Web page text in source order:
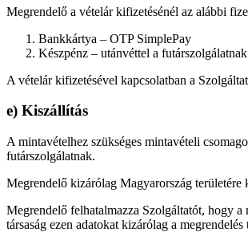
Megrendelő a vételár kifizetésénél az alábbi
Bankkártya – OTP SimplePay
Készpénz – utánvéttel a futárszolgálatnak
A vételár kifizetésével kapcsolatban a
e) Kiszállítás
A mintavételhez szükséges mintavételi
futárszolgálatnak.
Megrendelő kizárólag Magyarország területére
Megrendelő felhatalmazza Szolgáltatót, hogy a
társaság ezen adatokat kizárólag a megrendelés